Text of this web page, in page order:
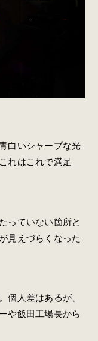
白いシャープな光
れはこれで満足
っていない箇所と
見えづらくなった
個人差はあるが、
や飯田工場長から